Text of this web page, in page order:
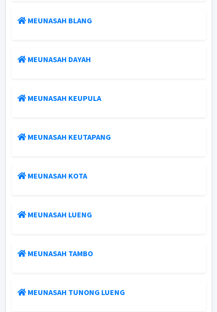
MEUNASAH BLANG
MEUNASAH DAYAH
MEUNASAH KEUPULA
MEUNASAH KEUTAPANG
MEUNASAH KOTA
MEUNASAH LUENG
MEUNASAH TAMBO
MEUNASAH TUNONG LUENG